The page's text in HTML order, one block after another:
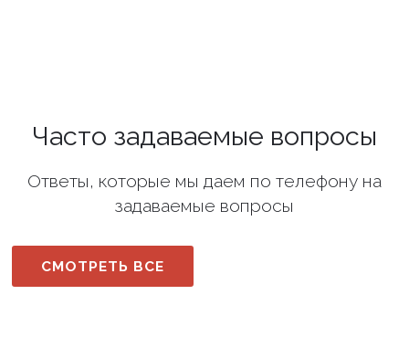
Часто задаваемые вопросы
Ответы, которые мы даем по телефону на
задаваемые вопросы
СМОТРЕТЬ ВСЕ